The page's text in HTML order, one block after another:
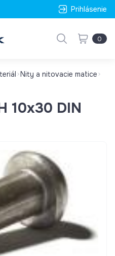
Prihlásenie
0
Nity a nitovacie matice
10x30 DIN